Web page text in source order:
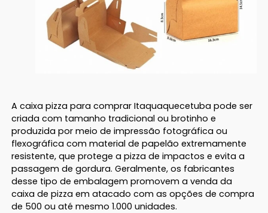
A caixa pizza para comprar Itaquaquecetuba pode ser
criada com tamanho tradicional ou brotinho e
produzida por meio de impressão fotográfica ou
flexográfica com material de papelão extremamente
resistente, que protege a pizza de impactos e evita a
passagem de gordura. Geralmente, os fabricantes
desse tipo de embalagem promovem a venda da
caixa de pizza em atacado com as opções de compra
de 500 ou até mesmo 1.000 unidades.